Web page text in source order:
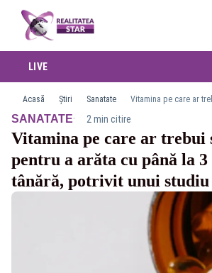
LIVE
Acasă Știri Sanatate
SANATATE· 2 min citire
Vitamina pe care ar trebui
pentru a arăta cu până la
tânără, potrivit unui studiu